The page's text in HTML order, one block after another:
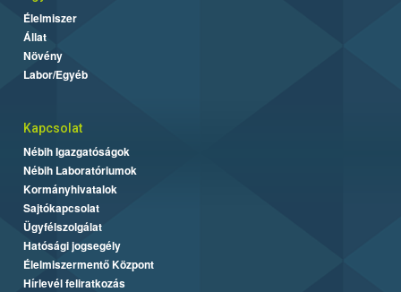
Élelmiszer
Állat
Növény
Labor/Egyéb
Kapcsolat
Nébih Igazgatóságok
Nébih Laboratóriumok
Kormányhivatalok
Sajtókapcsolat
Ügyfélszolgálat
Hatósági jogsegély
Élelmiszermentő Központ
Hírlevél feliratkozás